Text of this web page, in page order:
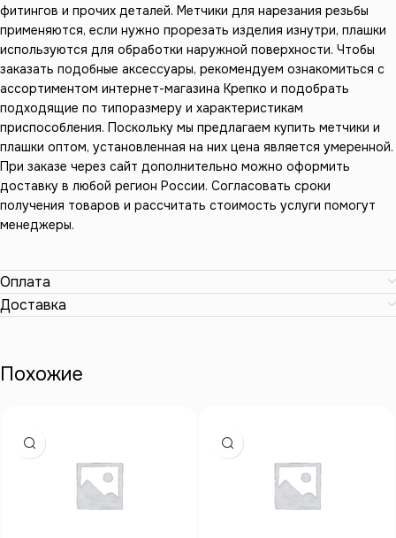
фитингов и прочих деталей. Метчики для нарезания резьбы
применяются, если нужно прорезать изделия изнутри, плашки
используются для обработки наружной поверхности. Чтобы
заказать подобные аксессуары, рекомендуем ознакомиться с
ассортиментом интернет-магазина Крепко и подобрать
подходящие по типоразмеру и характеристикам
приспособления. Поскольку мы предлагаем купить метчики и
плашки оптом, установленная на них цена является умеренной.
При заказе через сайт дополнительно можно оформить
доставку в любой регион России. Согласовать сроки
получения товаров и рассчитать стоимость услуги помогут
менеджеры.
Оплата
Доставка
Похожие